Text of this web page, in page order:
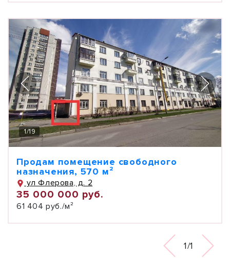
1/19
Продам помещение свободного
назначения, 570 м²
ул Флерова, д. 2
35 000 000 руб.
61 404 руб./м²
1/1